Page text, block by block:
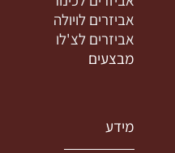
אביזרים לויולה
אביזרים לצ'לו
מבצעים
מידע